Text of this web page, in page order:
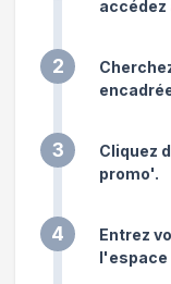
accédez
2
3
Cliquez
promo'.
4
Entrez
l'espace